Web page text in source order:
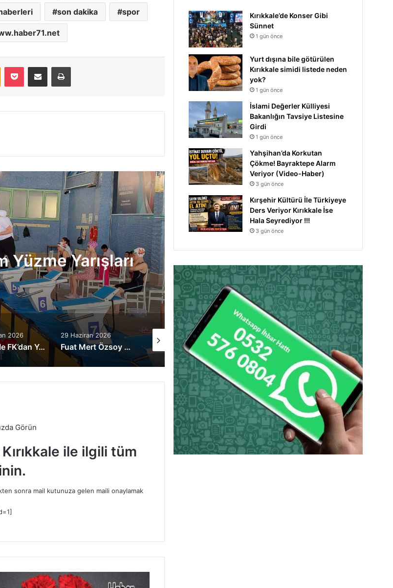
son dakika spor
renklerine
Kırıkkale FK’dan Yeni
2026
Fuat Mert Özsoy “Yeni Sezonda Şampiyon Olacağız”
29 Haziran 2026
Kırıkkale FK’da Serkan Gündüz dönemi devam ediyor
4 hafta önce
Kırıkkale heyeti Ankara’dan istediğini aldı
6 Temmuz 2026
Kırıkkale FK’nın Kaderini Değiştiren İki Kardeş
6 Temmuz 2026
Görün
ile ilgili tüm
sonra mail kutunuza gelen maili onaylamak
Kırıkkale’de Konser Gibi
Sünnet
1 gün önce
Yurt dışına bile götürülen
Kırıkkale simidi listede neden
yok?
1 gün önce
İslami Değerler Külliyesi
Bakanlığın Tavsiye Listesine
Girdi
1 gün önce
Yahşihan’da Korkutan
Çökme! Bayraktepe Alarm
Veriyor (Video-Haber)
3 gün önce
Kırşehir Kültürü İle Türkiyeye
Ders Veriyor Kırıkkale İse
Hala Seyrediyor !!!
3 gün önce